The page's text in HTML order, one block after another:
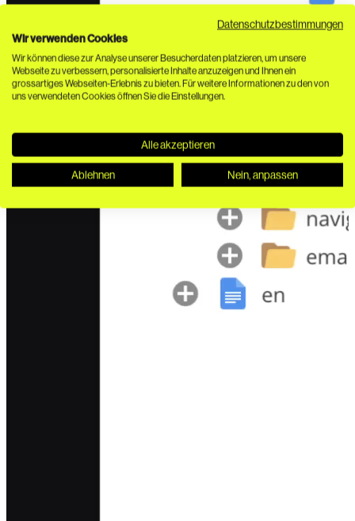
Datenschutzbestimmungen
Wir verwenden Cookies
Wir können diese zur Analyse unserer Besucherdaten platzieren, um unsere
Webseite zu verbessern, personalisierte Inhalte anzuzeigen und Ihnen ein
grossartiges Webseiten-Erlebnis zu bieten. Für weitere Informationen zu den von
uns verwendeten Cookies öffnen Sie die Einstellungen.
Alle akzeptieren
Ablehnen Nein, anpassen